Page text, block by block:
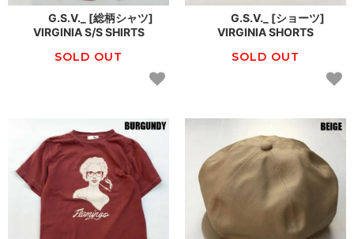
G.S.V._ [総柄シャツ]
VIRGINIA S/S SHIRTS
SOLD OUT
G.S.V._ [ショーツ]
VIRGINIA SHORTS
SOLD OUT